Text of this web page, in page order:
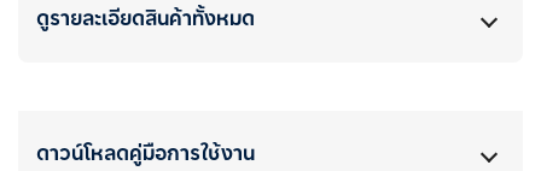
ดูรายละเอียดสินค้าทั้งหมด
ดาวน์โหลดคู่มือการใช้งาน